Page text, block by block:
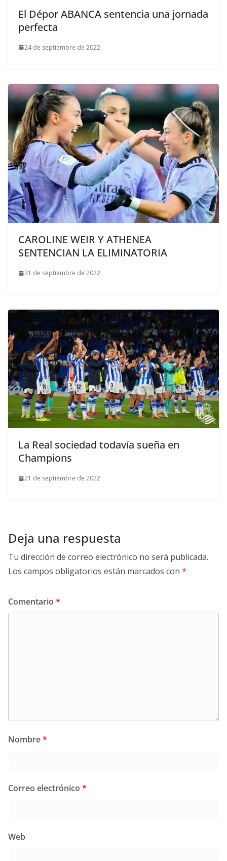
El Dépor ABANCA sentencia una jornada
perfecta
24 de septiembre de 2022
CAROLINE WEIR Y ATHENEA
SENTENCIAN LA ELIMINATORIA
21 de septiembre de 2022
La Real sociedad todavía sueña en
Champions
21 de septiembre de 2022
Deja una respuesta
Tu dirección de correo electrónico no será publicada.
Los campos obligatorios están marcados con *
Comentario *
Nombre*
Correo electrónico *
Web